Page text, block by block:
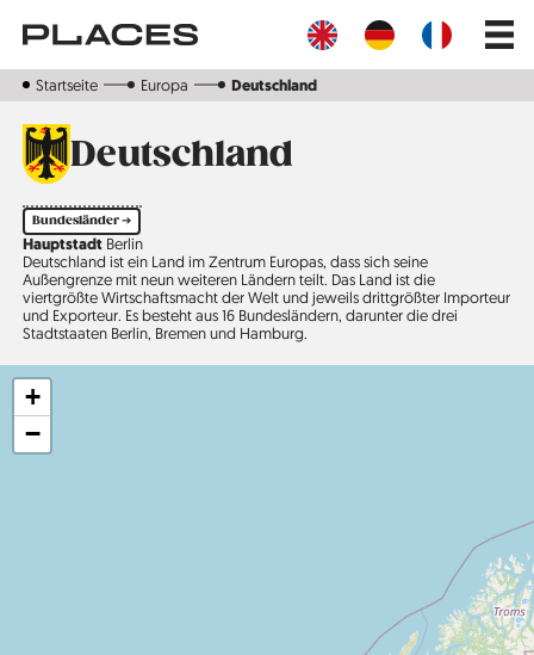
zum
Inhalt
Main
Startseite Europa Deutschland
Deutschland
Bundesländer ➔
Hauptstadt Berlin
Deutschland ist ein Land im Zentrum Europas, dass sich seine
Außengrenze mit neun weiteren Ländern teilt. Das Land ist die
viertgrößte Wirtschaftsmacht der Welt und jeweils drittgrößter Importeur
und Exporteur. Es besteht aus 16 Bundesländern, darunter die drei
Stadtstaaten Berlin, Bremen und Hamburg.
+
−